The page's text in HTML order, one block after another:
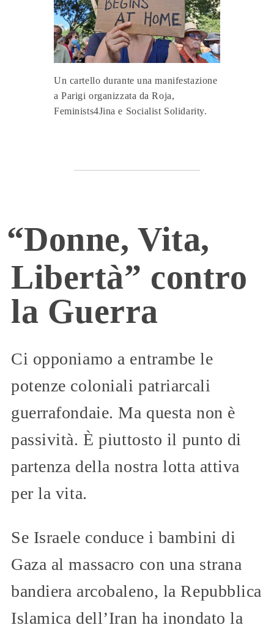
Un cartello durante una manifestazione
a Parigi organizzata da Roja,
Feminists4Jina e Socialist Solidarity.
“Donne, Vita,
Libertà” contro
la Guerra
Ci opponiamo a entrambe le
potenze coloniali patriarcali
guerrafondaie. Ma questa non è
passività. È piuttosto il punto di
partenza della nostra lotta attiva
per la vita.
Se Israele conduce i bambini di
Gaza al massacro con una strana
bandiera arcobaleno, la Repubblica
Islamica dell’Iran ha inondato la